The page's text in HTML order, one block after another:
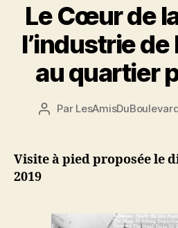
Le Cœur de
l’industrie
au quartier
Auteur
Par
Visite à pied proposée le
2019